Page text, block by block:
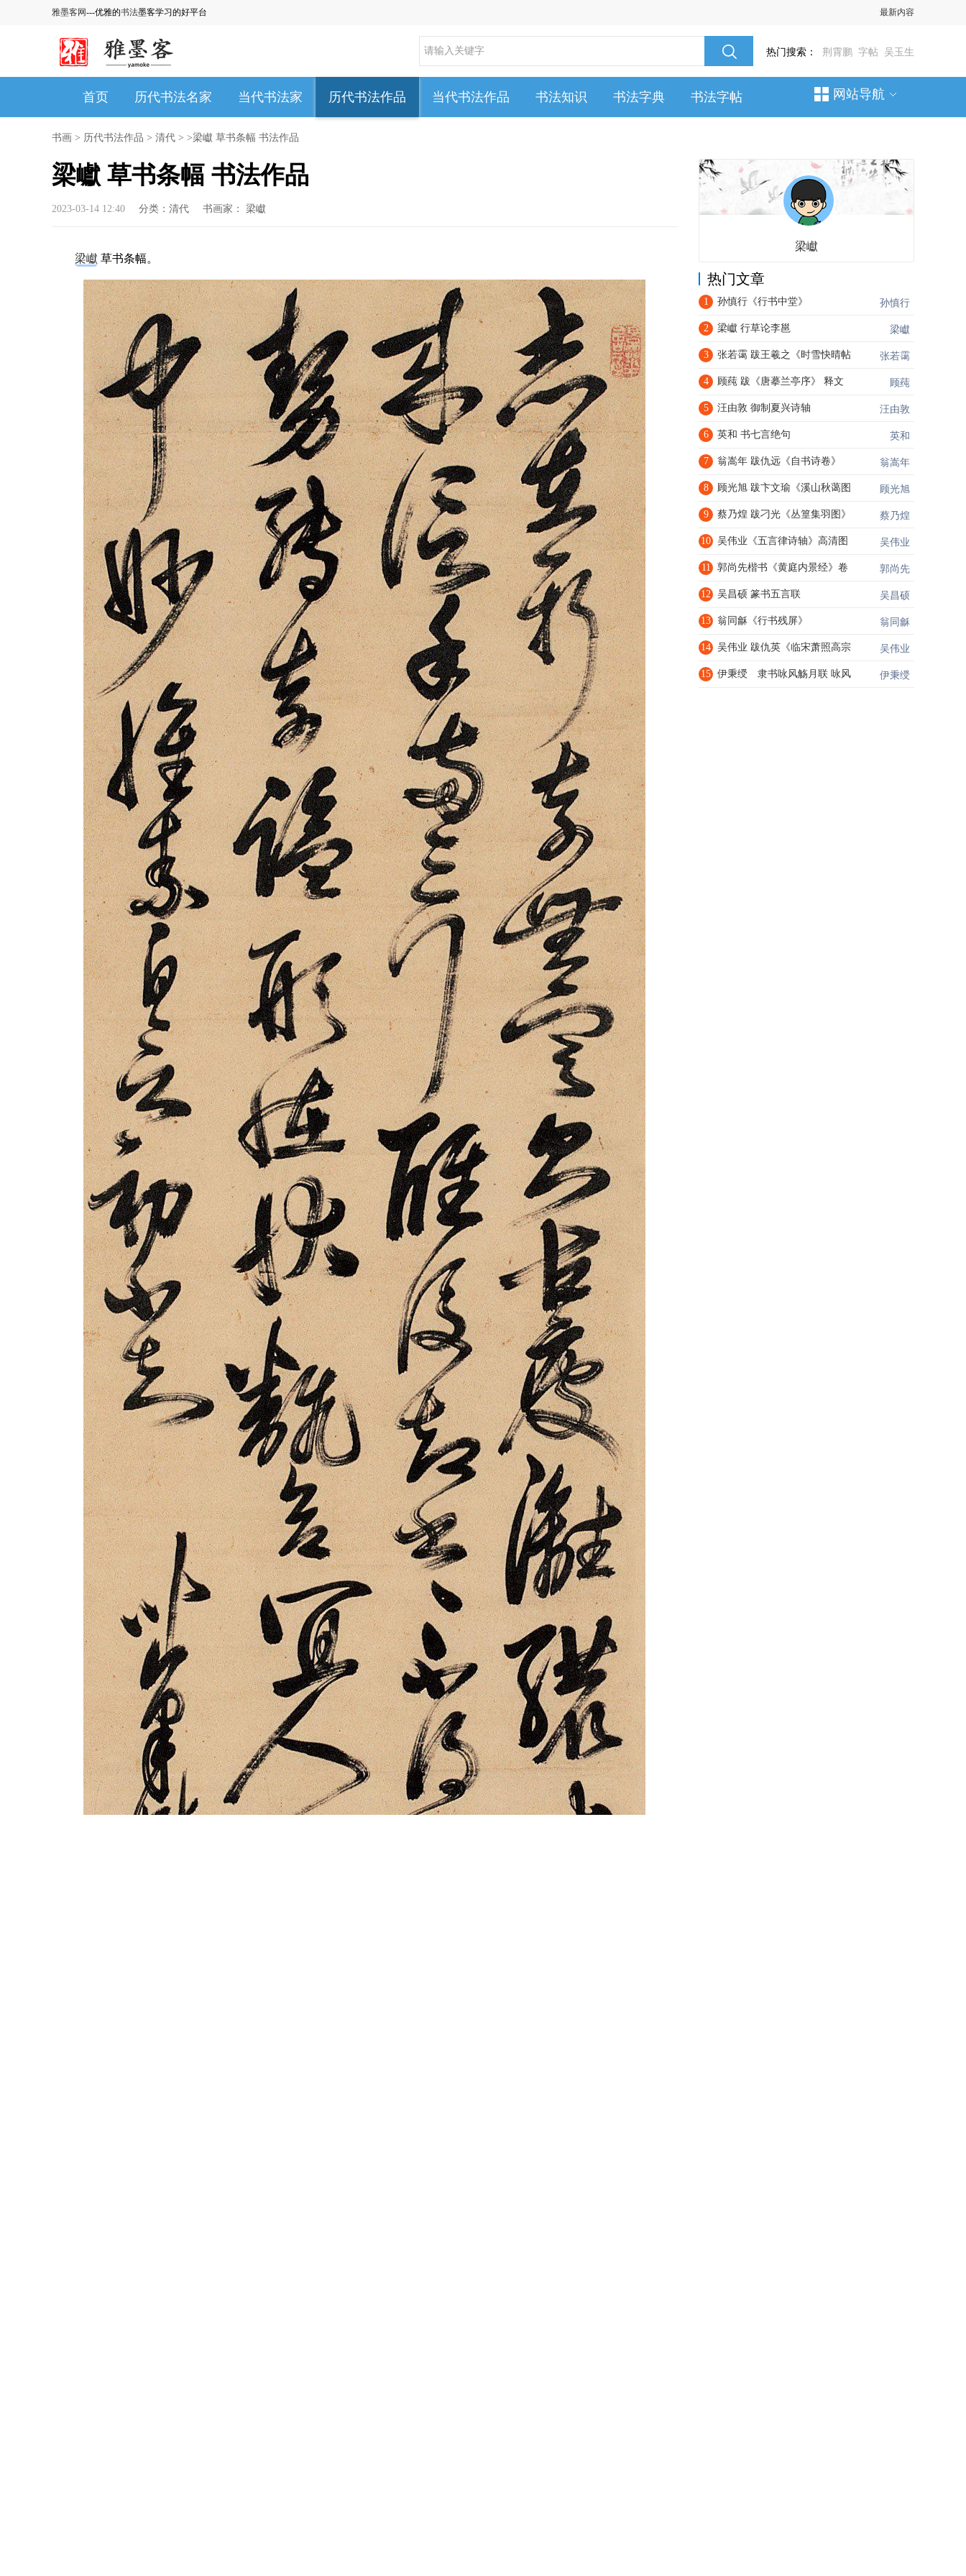
雅墨客网---优雅的书法墨客学习的好平台 最新内容
热门搜索： 荆霄鹏 字帖 吴玉生
首页 历代书法名家 当代书法家 历代书法作品 当代书法作品 书法知识 书法字典 书法字帖 网站导航
书画 > 历代书法作品 > 清代 > >梁巘 草书条幅 书法作品
梁巘 草书条幅 书法作品
2023-03-14 12:40 分类： 清代 书画家： 梁巘
梁巘 草书条幅。
梁巘
热门文章
孙慎行
1 孙慎行《行书中堂》
梁巘
2 梁巘 行草论李邕
张若霭
3 张若霭 跋王羲之《时雪快晴帖
顾莼
4 顾莼 跋《唐摹兰亭序》 释文
汪由敦
5 汪由敦 御制夏兴诗轴
英和
6 英和 书七言绝句
翁嵩年
7 翁嵩年 跋仇远《自书诗卷》
顾光旭
8 顾光旭 跋卞文瑜《溪山秋蔼图
蔡乃煌
9 蔡乃煌 跋刁光《丛篁集羽图》
吴伟业
10 吴伟业《五言律诗轴》高清图
郭尚先
11 郭尚先楷书《黄庭内景经》卷
吴昌硕
12 吴昌硕 篆书五言联
翁同龢
13 翁同龢《行书残屏》
吴伟业
14 吴伟业 跋仇英《临宋萧照高宗
伊秉绶
15 伊秉绶 隶书咏风觞月联 咏风